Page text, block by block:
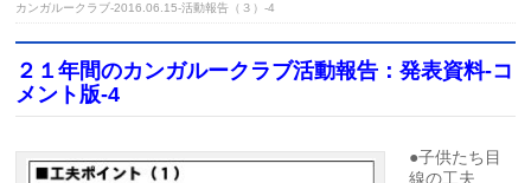
カンガルークラブ-2016.06.15-活動報告（３）-4
２１年間のカンガルークラブ活動報告：発表資料-コ
メント版-4
●子供たち目
線の工夫